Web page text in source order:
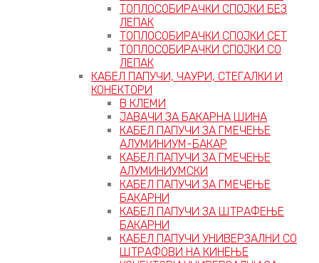
ТОПЛОСОБИРАЧКИ СПОЈКИ БЕЗ
ЛЕПАК
ТОПЛОСОБИРАЧКИ СПОЈКИ СЕТ
ТОПЛОСОБИРАЧКИ СПОЈКИ СО
ЛЕПАК
КАБЕЛ ПАПУЧИ, ЧАУРИ, СТЕГАЛКИ И
КОНЕКТОРИ
В КЛЕМИ
ЈАВАЧИ ЗА БАКАРНА ШИНА
КАБЕЛ ПАПУЧИ ЗА ГМЕЧЕЊЕ
АЛУМИНИУМ-БАКАР
КАБЕЛ ПАПУЧИ ЗА ГМЕЧЕЊЕ
АЛУМИНИУМСКИ
КАБЕЛ ПАПУЧИ ЗА ГМЕЧЕЊЕ
БАКАРНИ
КАБЕЛ ПАПУЧИ ЗА ШТРАФЕЊЕ
БАКАРНИ
КАБЕЛ ПАПУЧИ УНИВЕРЗАЛНИ СО
ШТРАФОВИ НА КИНЕЊЕ